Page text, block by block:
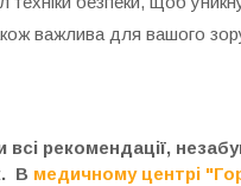
важлива для вашого
рекомендації,
В медичному центрі